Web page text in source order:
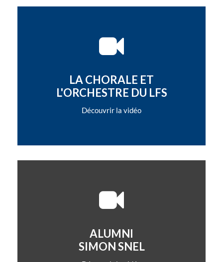
LA CHORALE ET
L'ORCHESTRE DU LFS
Découvrir la vidéo
ALUMNI
SIMON SNEL